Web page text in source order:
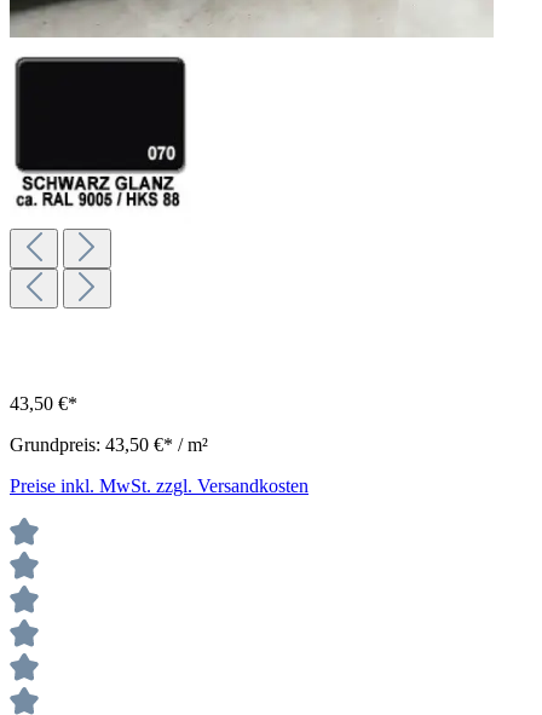
43,50 €*
Grundpreis: 43,50 €* / m²
Preise inkl. MwSt. zzgl. Versandkosten